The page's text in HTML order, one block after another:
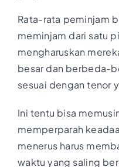
Rata-rata peminjam
meminjam dari satu
mengharuskan
besar dan berbeda-
sesuai dengan tenor
Ini tentu bisa
memperparah
menerus harus
waktu yang saling